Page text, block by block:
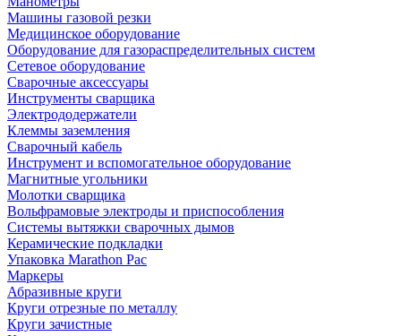
Машины газовой резки
Медицинское оборудование
Оборудование для газораспределительных систем
Сетевое оборудование
Сварочные аксессуары
Инструменты сварщика
Электрододержатели
Клеммы заземления
Сварочный кабель
Инструмент и вспомогательное оборудование
Магнитные угольники
Молотки сварщика
Вольфрамовые электроды и приспособления
Системы вытяжки сварочных дымов
Керамические подкладки
Упаковка Marathon Pac
Маркеры
Абразивные круги
Круги отрезные по металлу
Круги зачистные